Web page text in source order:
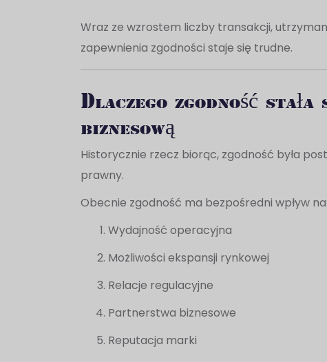
Wraz ze wzrostem liczby transakcji,
zapewnienia zgodności staje się trudne.
Dlaczego zgodność
biznesową
Historycznie rzecz biorąc, zgodność była
prawny.
Obecnie zgodność ma bezpośredni wpływ na:
Wydajność operacyjna
Możliwości ekspansji rynkowej
Relacje regulacyjne
Partnerstwa biznesowe
Reputacja marki